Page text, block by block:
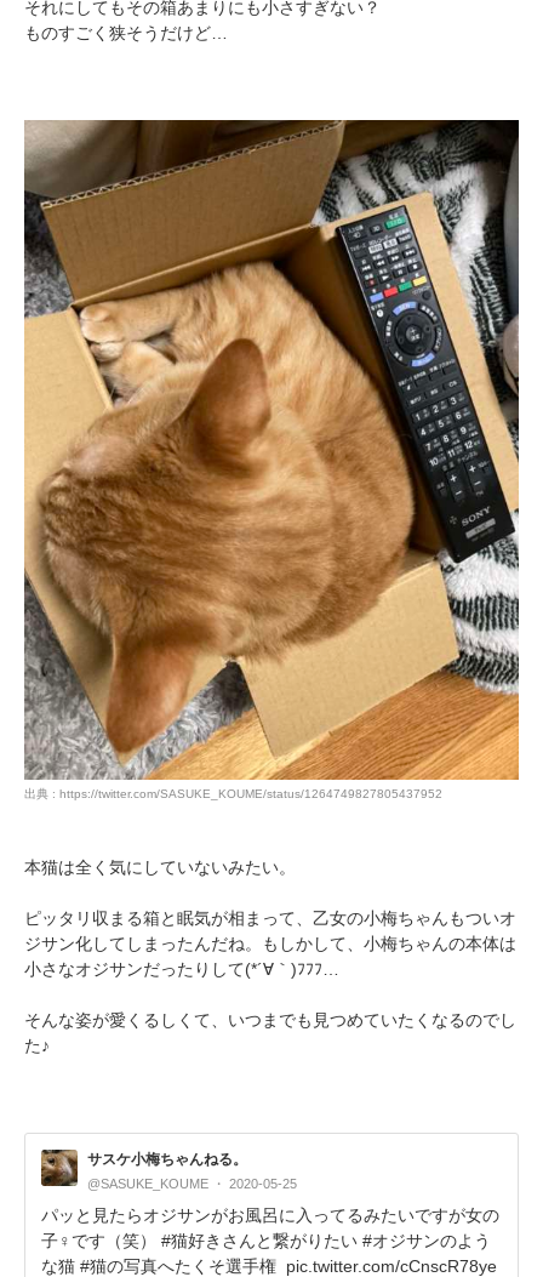
それにしてもその箱あまりにも小さすぎない？
ものすごく狭そうだけど…
出典 : https://twitter.com/SASUKE_KOUME/status/1264749827805437952
本猫は全く気にしていないみたい。
ピッタリ収まる箱と眠気が相まって、乙女の小梅ちゃんもついオ
ジサン化してしまったんだね。もしかして、小梅ちゃんの本体は
小さなオジサンだったりして(*´∀｀)ﾌﾌﾌ…
そんな姿が愛くるしくて、いつまでも見つめていたくなるのでし
た♪
サスケ小梅ちゃんねる。
@SASUKE_KOUME 2020-05-25
パッと見たらオジサンがお風呂に入ってるみたいですが女の
子♀です（笑） #猫好きさんと繋がりたい #オジサンのよう
な猫 #猫の写真へたくそ選手権 pic.twitter.com/cCnscR78ye
閉じる
アプリで開く
アプリをダウンロードする